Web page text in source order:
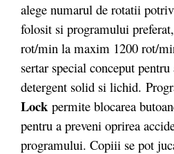
alege numarul de rotatii
folosit si programului
rot/min la maxim 1200 rot/
sertar special conceput
detergent solid si lichid.
Lock permite blocarea
pentru a preveni oprirea
programului. Copiii se pot